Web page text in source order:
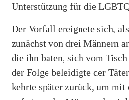
Unterstützung für die
Der Vorfall ereignete sich,
zunächst von drei Männern
die ihn baten, sich vom
der Folge beleidigte der
kehrte später zurück, um mit